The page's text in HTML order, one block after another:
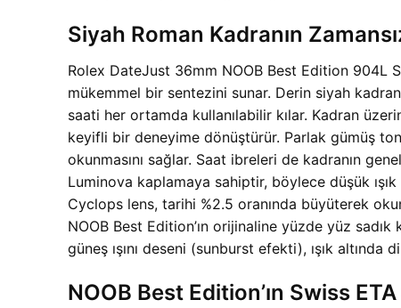
Siyah Roman Kadranın
Rolex DateJust 36mm NOOB Best Edition 904L
mükemmel bir sentezini sunar. Derin siyah
saati her ortamda kullanılabilir kılar. Kadran
keyifli bir deneyime dönüştürür. Parlak gümüş
okunmasını sağlar. Saat ibreleri de kadranın
Luminova kaplamaya sahiptir, böylece düşük
Cyclops lens, tarihi %2.5 oranında büyüterek
NOOB Best Edition’ın orijinaline yüzde yüz
güneş ışını deseni (sunburst efekti), ışık
NOOB Best Edition’ın Swiss